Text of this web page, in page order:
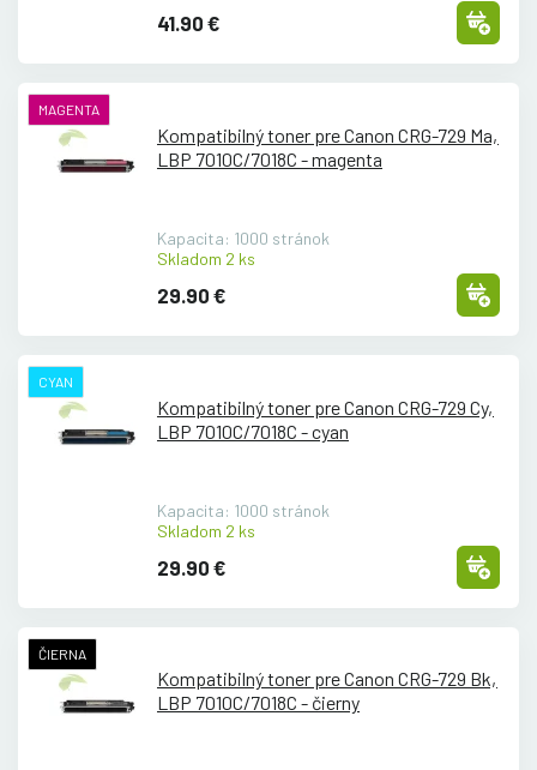
41.90 €
MAGENTA
Kompatibilný toner pre Canon CRG-729 Ma,
LBP 7010C/7018C - magenta
Kapacita: 1000 stránok
Skladom 2 ks
29.90 €
CYAN
Kompatibilný toner pre Canon CRG-729 Cy,
LBP 7010C/7018C - cyan
Kapacita: 1000 stránok
Skladom 2 ks
29.90 €
ČIERNA
Kompatibilný toner pre Canon CRG-729 Bk,
LBP 7010C/7018C - čierny